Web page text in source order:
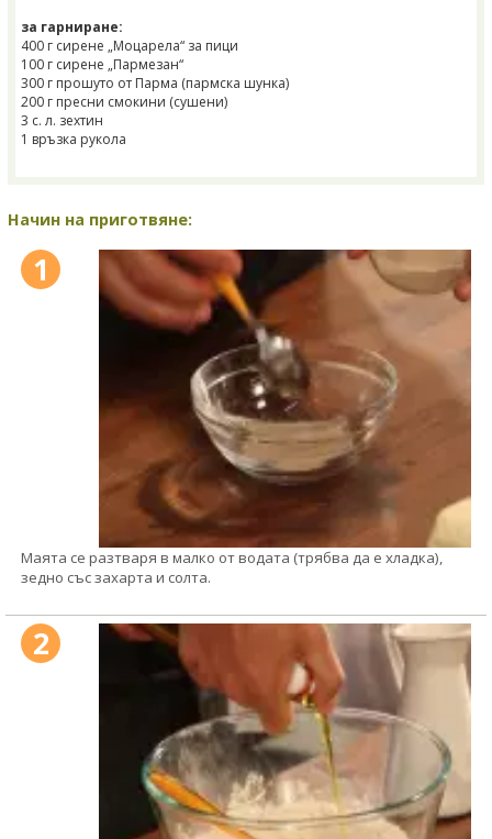
за гарниране:
400 г сирене „Моцарела“ за пици
100 г сирене „Пармезан“
300 г прошуто от Парма (пармска шунка)
200 г пресни смокини (сушени)
3 с. л. зехтин
1 връзка рукола
Начин на приготвяне:
1
Маята се разтваря в малко от водата (трябва да е хладка),
зедно със захарта и солта.
2